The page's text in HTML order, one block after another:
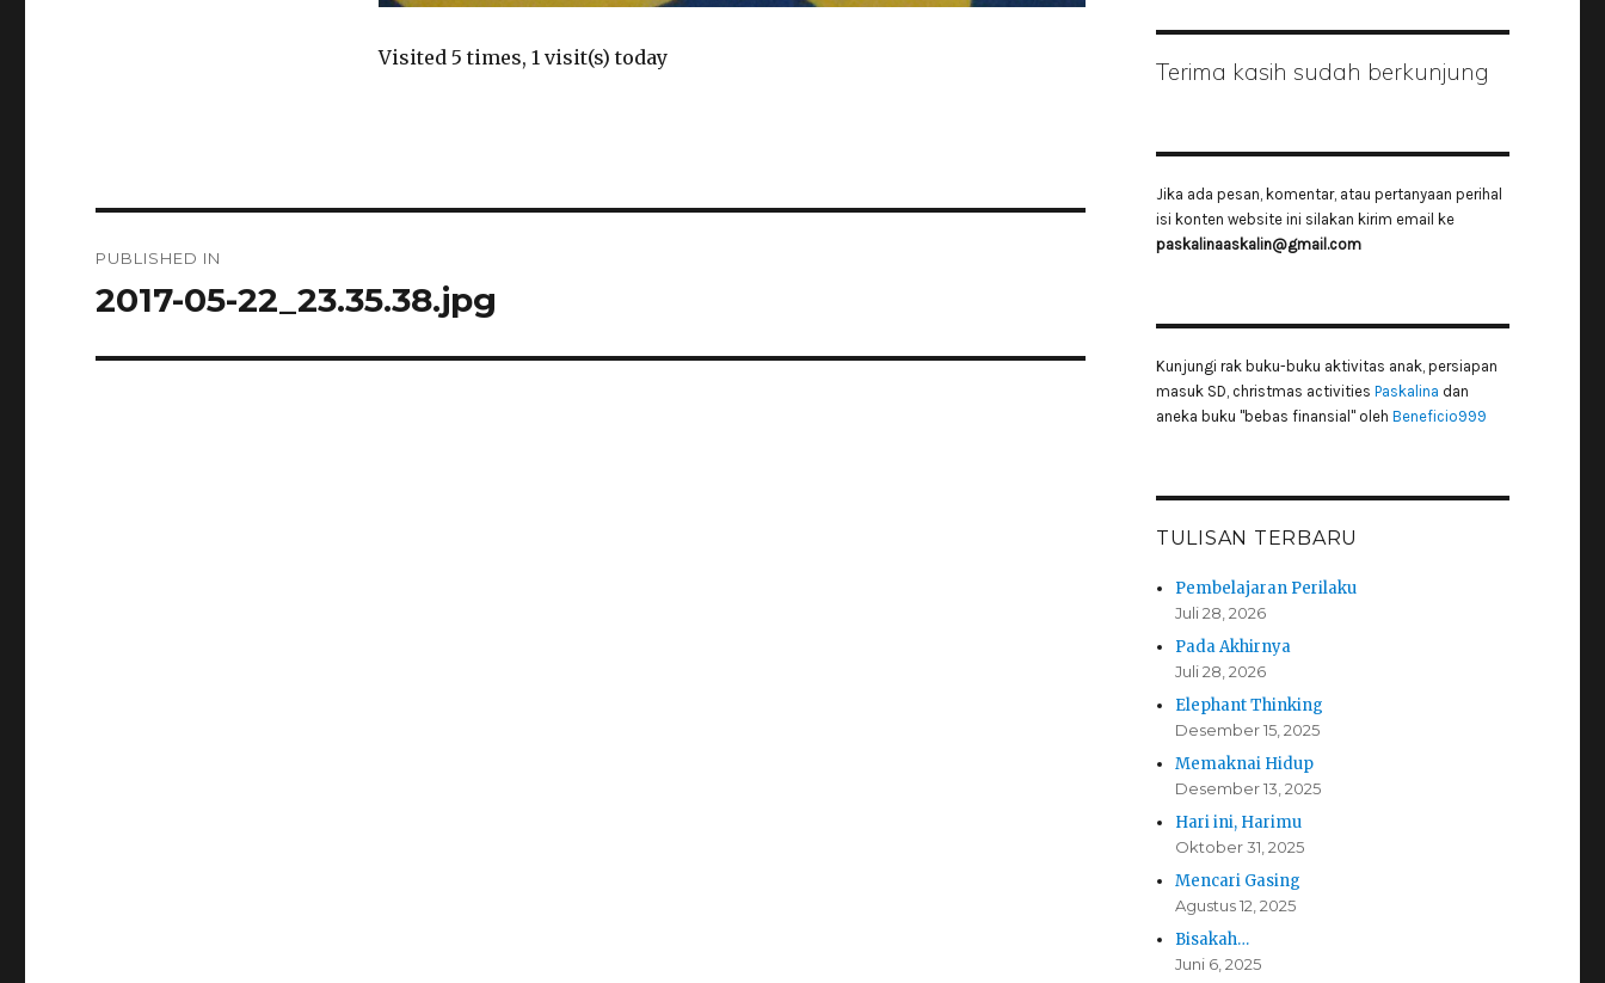
Visited 5 times, 1 visit(s) today
pos
PUBLISHED IN
2017-05-22_23.35.38.jpg
Terima kasih sudah berkunjung
Jika ada pesan, komentar, atau pertanyaan perihal
isi konten website ini silakan kirim email ke
paskalinaaskalin@gmail.com
Kunjungi rak buku-buku aktivitas anak, persiapan
masuk SD, christmas activities Paskalina dan
aneka buku "bebas finansial" oleh Beneficio999
TULISAN TERBARU
Pembelajaran Perilaku
Juli 28, 2026
Pada Akhirnya
Juli 28, 2026
Elephant Thinking
Desember 15, 2025
Memaknai Hidup
Desember 13, 2025
Hari ini, Harimu
Oktober 31, 2025
Mencari Gasing
Agustus 12, 2025
Bisakah…
Juni 6, 2025